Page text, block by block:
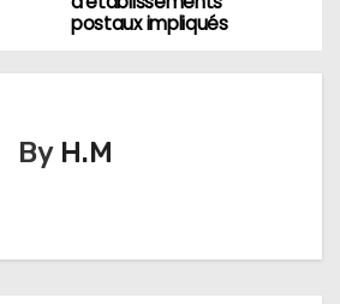
postaux impliqués
By H.M